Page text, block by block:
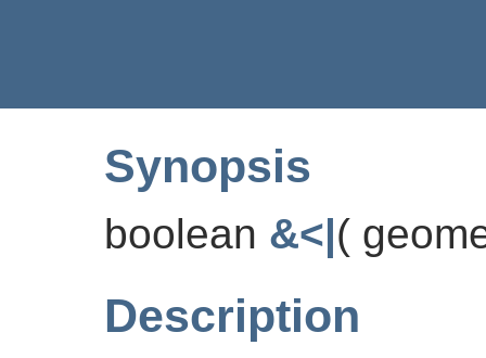
Synopsis
boolean &<|(
Description